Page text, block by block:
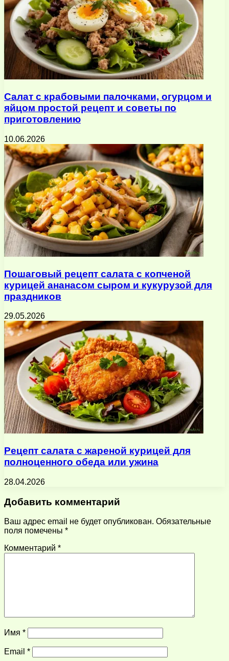
Салат с крабовыми палочками, огурцом и
яйцом простой рецепт и советы по
приготовлению
10.06.2026
Пошаговый рецепт салата с копченой
курицей ананасом сыром и кукурузой для
праздников
29.05.2026
Рецепт салата с жареной курицей для
полноценного обеда или ужина
28.04.2026
Добавить комментарий
Ваш адрес email не будет опубликован. Обязательные
поля помечены *
Комментарий *
Имя *
Email *